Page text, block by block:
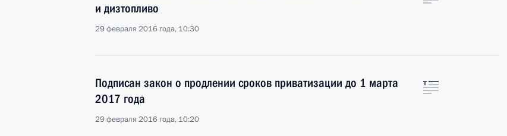
и дизтопливо
29 февраля 2016 года, 10:30
Подписан закон о продлении сроков приватизации до 1 марта
2017 года
29 февраля 2016 года, 10:20